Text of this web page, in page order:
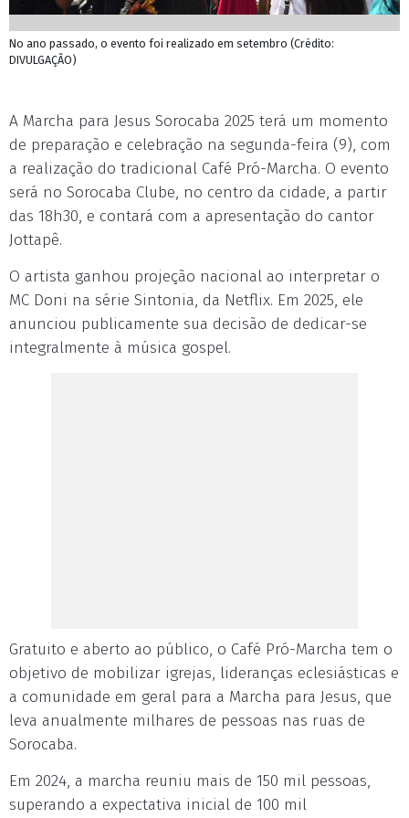
No ano passado, o evento foi realizado em setembro (Crédito:
DIVULGAÇÃO)
A Marcha para Jesus Sorocaba 2025 terá um momento
de preparação e celebração na segunda-feira (9), com
a realização do tradicional Café Pró-Marcha. O evento
será no Sorocaba Clube, no centro da cidade, a partir
das 18h30, e contará com a apresentação do cantor
Jottapê.
O artista ganhou projeção nacional ao interpretar o
MC Doni na série Sintonia, da Netflix. Em 2025, ele
anunciou publicamente sua decisão de dedicar-se
integralmente à música gospel.
Gratuito e aberto ao público, o Café Pró-Marcha tem o
objetivo de mobilizar igrejas, lideranças eclesiásticas e
a comunidade em geral para a Marcha para Jesus, que
leva anualmente milhares de pessoas nas ruas de
Sorocaba.
Em 2024, a marcha reuniu mais de 150 mil pessoas,
superando a expectativa inicial de 100 mil